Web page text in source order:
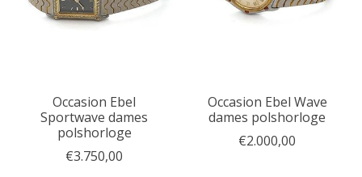
Occasion Ebel
Sportwave dames
polshorloge
€3.750,00
Occasion Ebel Wave
dames polshorloge
€2.000,00